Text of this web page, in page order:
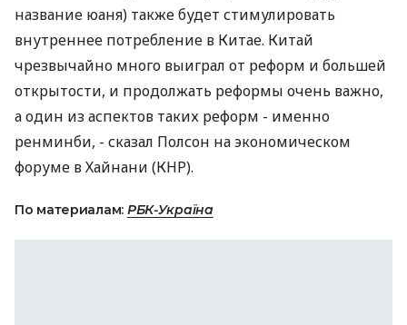
название юаня) также будет стимулировать
внутреннее потребление в Китае. Китай
чрезвычайно много выиграл от реформ и большей
открытости, и продолжать реформы очень важно,
а один из аспектов таких реформ - именно
ренминби, - сказал Полсон на экономическом
форуме в Хайнани (КНР).
По материалам: РБК-Україна